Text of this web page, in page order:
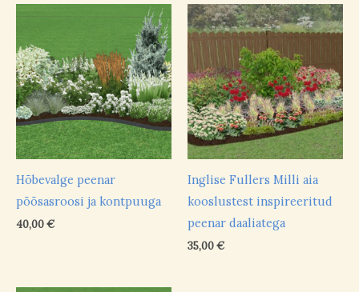
Hõbevalge peenar
põõsasroosi ja kontpuuga
40,00€
Inglise Fullers Milli aia
kooslustest inspireeritud
peenar daaliatega
35,00€